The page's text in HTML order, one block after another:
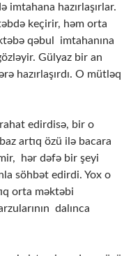
imtahana hazırlaşırlar.
keçirir, həm orta
qəbul imtahanına
Gülyaz bir an
hazırlaşırdı. O mütləq
edirdisə, bir o
artıq özü ilə bacara
hər dəfə bir şeyi
söhbət edirdi. Yox o
orta məktəbi
dalınca